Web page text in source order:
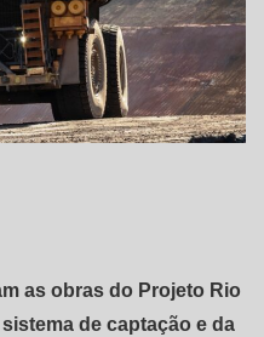
as obras do Projeto Rio
de captação e da